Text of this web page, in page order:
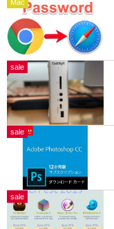
Mac
sale
sale
sale